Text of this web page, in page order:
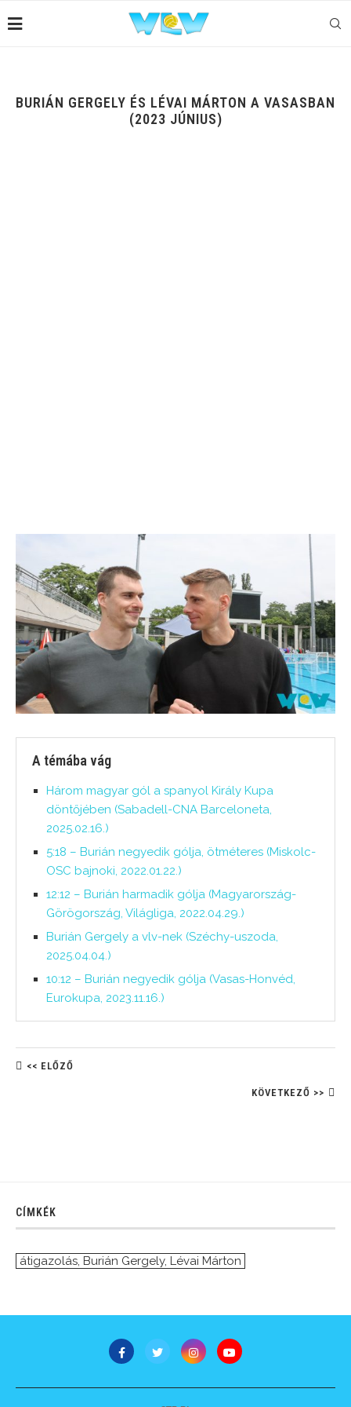
BURIÁN GERGELY ÉS LÉVAI MÁRTON A VASASBAN
(2023 JÚNIUS)
A témába vág
Három magyar gól a spanyol Király Kupa
döntőjében (Sabadell-CNA Barceloneta,
2025.02.16.)
5:18 – Burián negyedik gólja, ötméteres (Miskolc-
OSC bajnoki, 2022.01.22.)
12:12 – Burián harmadik gólja (Magyarország-
Görögország, Világliga, 2022.04.29.)
Burián Gergely a vlv-nek (Széchy-uszoda,
2025.04.04.)
10:12 – Burián negyedik gólja (Vasas-Honvéd,
Eurokupa, 2023.11.16.)
<< ELŐZŐ
KÖVETKEZŐ >>
CÍMKÉK
átigazolás, Burián Gergely, Lévai Márton